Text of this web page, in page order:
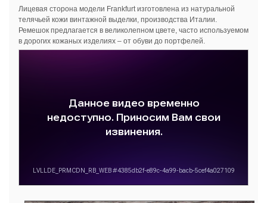
Лицевая сторона модели Frankfurt изготовлена из натуральной
телячьей кожи винтажной выделки, производства Италии.
Ремешок предлагается в великолепном цвете, часто используемом
в дорогих кожаных изделиях – от обуви до портфелей.